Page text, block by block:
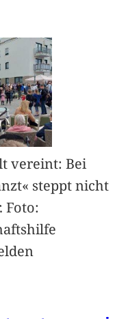
vereint: Bei
steppt nicht
Foto: